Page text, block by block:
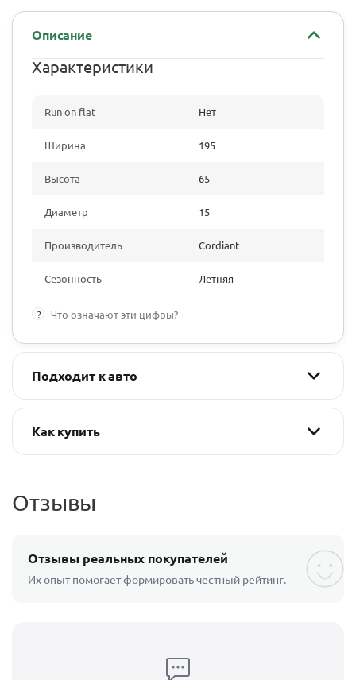
Описание
Характеристики
Run on flat Нет
Ширина 195
Высота 65
Диаметр 15
Производитель Cordiant
Сезонность Летняя
? Что означают эти цифры?
Подходит к авто
Как купить
Отзывы
Отзывы реальных покупателей
Их опыт помогает формировать честный рейтинг.